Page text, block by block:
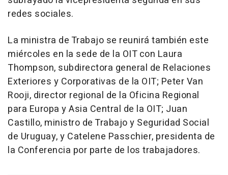
redes sociales.
La ministra de Trabajo se reunirá también este
miércoles en la sede de la OIT con Laura
Thompson, subdirectora general de Relaciones
Exteriores y Corporativas de la OIT; Peter Van
Rooji, director regional de la Oficina Regional
para Europa y Asia Central de la OIT; Juan
Castillo, ministro de Trabajo y Seguridad Social
de Uruguay, y Catelene Passchier, presidenta de
la Conferencia por parte de los trabajadores.